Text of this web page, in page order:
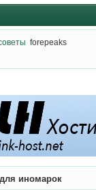
forepeaks
иномарок